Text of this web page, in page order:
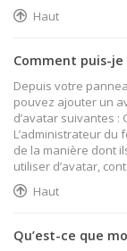
Haut
Comment puis-
Depuis votre
pouvez ajouter un
d’avatar suivantes
L’administrateur
de la manière dont
utiliser d’avatar,
Haut
Qu’est-ce que